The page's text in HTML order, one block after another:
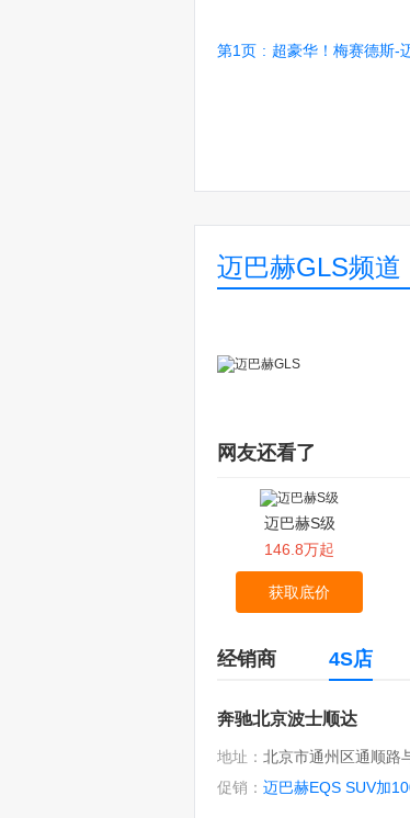
第1页 : 超豪华！梅赛德斯-迈
迈巴赫GLS频道
网友还看了
迈巴赫S级
146.8万起
获取底价
经销商 4S店
奔驰北京波士顺达
地址：
促销： 迈巴赫EQS SUV加